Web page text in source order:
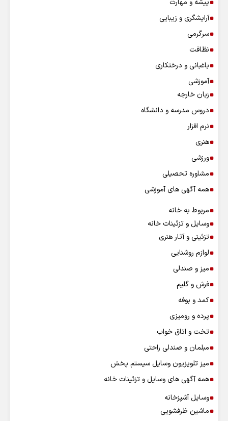
پیشه و مهارت
آرایشگری و زیبایی
سرگرمی
نظافت
باغبانی و درختکاری
آموزشی
زبان خارجه
دروس مدرسه و دانشگاه
نرم افزار
هنری
ورزشی
مشاوره تحصیلی
همه آگهی های آموزشی
مربوط به خانه
وسایل و تزئینات خانه
تزئینی و آثار هنری
لوازم روشنایی
میز و صندلی
فرش و گلیم
کمد و بوفه
پرده و رومیزی
تخت و اتاق خواب
مبلمان و صندلی راحتی
میز تلویزیون وسایل سیستم پخش
همه آگهی های وسایل و تزئینات خانه
وسایل آشپزخانه
ماشین ظرفشویی